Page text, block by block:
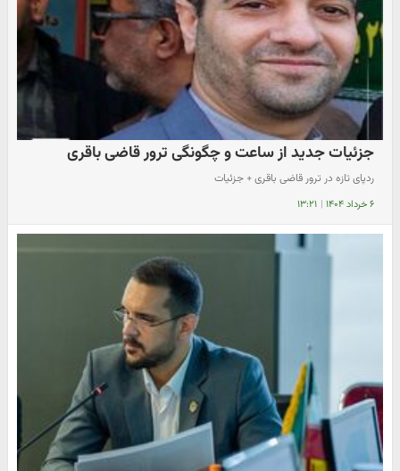
جزئیات جدید از ساعت و چگونگی ترور قاضی باقری
ردپای تازه در ترور قاضی باقری + جزئیات
۶ خرداد ۱۴۰۴ | ۱۳:۲۱